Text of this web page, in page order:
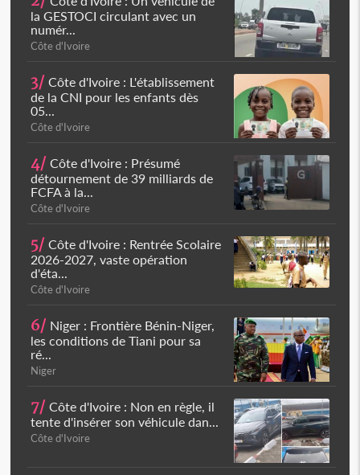
la GESTOCI circulant avec un
numér...
Côte d'Ivoire
3/ Côte d'Ivoire : L'établissement
de la CNI pour les enfants dès
05...
Côte d'Ivoire
4/ Côte d'Ivoire : Présumé
détournement de 39 milliards de
FCFA à la...
Côte d'Ivoire
5/ Côte d'Ivoire : Rentrée Scolaire
2026-2027, vaste opération
d'éta...
Côte d'Ivoire
6/ Niger : Frontière Bénin-Niger,
les conditions de Tiani pour sa
ré...
Niger
7/ Côte d'Ivoire : Non en règle, il
tente d'insérer son véhicule dan...
Côte d'Ivoire